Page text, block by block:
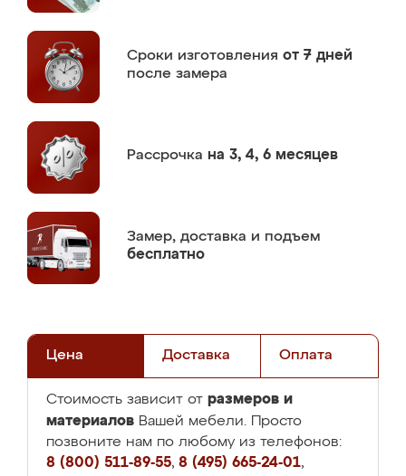
Сроки изготовления от 7 дней
после замера
Рассрочка на 3, 4, 6 месяцев
Замер, доставка и подъем
бесплатно
Цена Доставка Оплата
Стоимость зависит от размеров и
материалов Вашей мебели. Просто
позвоните нам по любому из телефонов:
8 (800) 511-89-55, 8 (495) 665-24-01,